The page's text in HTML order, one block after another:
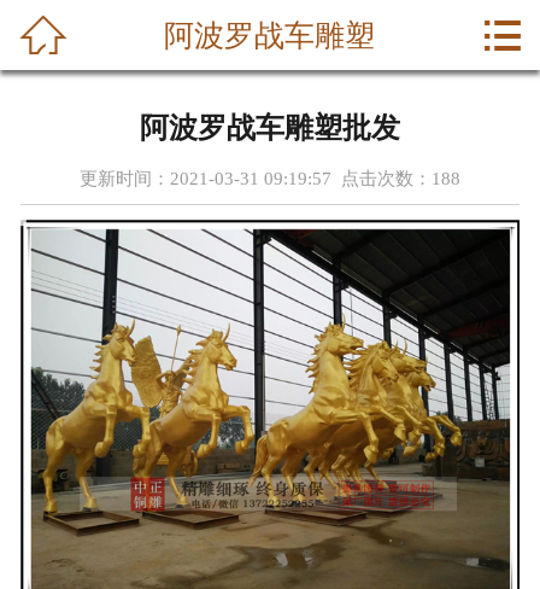

新闻中心
成功案例
荣誉资质
公司动态
联系我们
 阿波罗战车雕塑 
阿波罗战车雕塑批发
更新时间：2021-03-31 09:19:57 点击次数： 188